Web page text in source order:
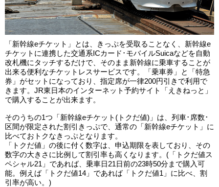
「新幹線eチケット」とは、きっぷを受取ることなく、新幹線e
チケットに連携した交通系ICカード･モバイルSuicaなどを自動
改札機にタッチするだけで、そのまま新幹線に乗車することが
出来る便利なチケットレスサービスです。「乗車券」と「特急
券」がセットになっており、指定席が一律200円引きで利用で
きます。JR東日本のインターネット予約サイト「えきねっと」
で購入することが出来ます。
そのうちの1つ「新幹線eチケット(トクだ値)」は、列車･席数･
区間が限定された割引きっぷで、通常の「新幹線eチケット」に
比べておトクなきっぷとなります。
「トクだ値」の後に付く数字は、申込期限を表しており、その
数字の大きさに比例して割引率も高くなります。(「トクだ値ス
ペシャル21」であれば、乗車日21日前の23時50分まで購入可
能。例えば「トクだ値14」であれば「トクだ値1」に比べ、割
引率が高い。)